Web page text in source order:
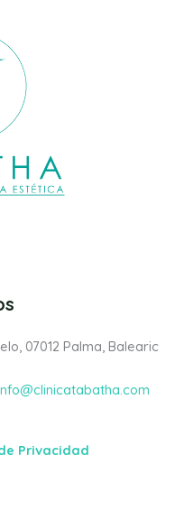
07012 Palma, Balearic
Privacidad